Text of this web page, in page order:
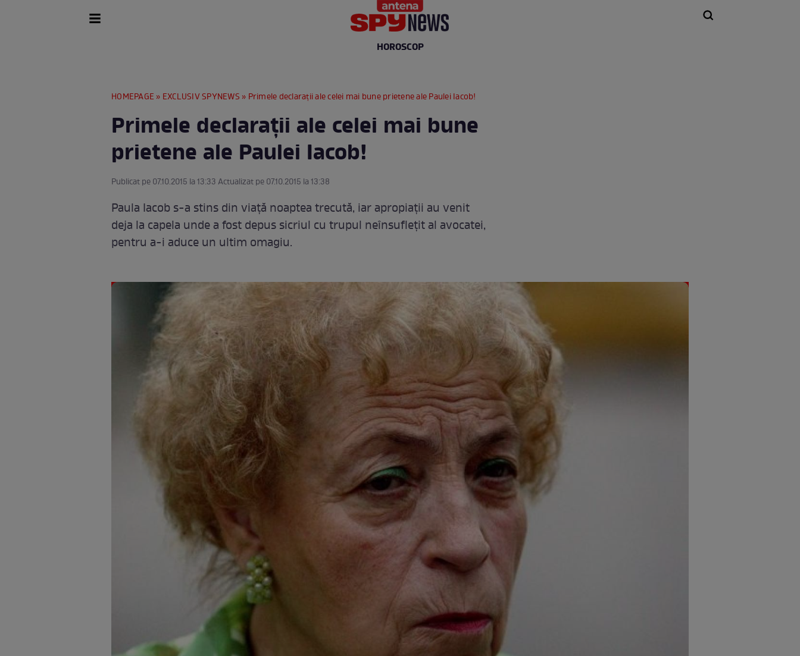
HOROSCOP
HOMEPAGE » EXCLUSIV SPYNEWS » Primele declaraţii ale celei mai bune prietene ale Paulei Iacob!
Primele declaraţii ale celei mai bune
prietene ale Paulei Iacob!
Publicat pe 07.10.2015 la 13:33 Actualizat pe 07.10.2015 la 13:38
Paula Iacob s-a stins din viaţă noaptea trecută, iar apropiaţii au venit
deja la capela unde a fost depus sicriul cu trupul neînsufleţit al avocatei,
pentru a-i aduce un ultim omagiu.